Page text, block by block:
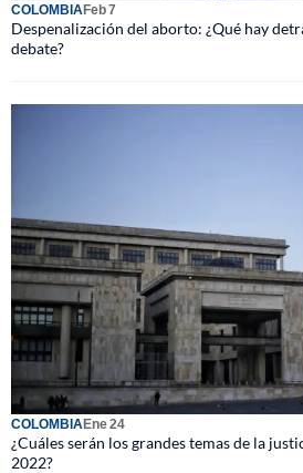
COLOMBIAFeb 7
Despenalización del aborto: ¿Qué hay
debate?
COLOMBIAEne 24
¿Cuáles serán los grandes temas de la
2022?